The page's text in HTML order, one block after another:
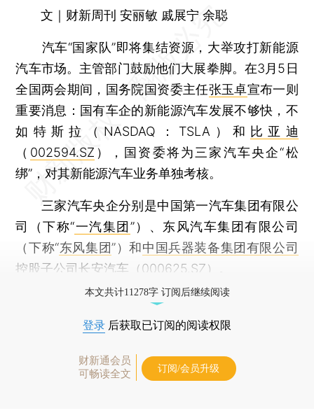
文｜财新周刊 安丽敏 戚展宁 余聪
汽车“国家队”即将集结资源，大举攻打新能源
汽车市场。主管部门鼓励他们大展拳脚。在3月5日
全国两会期间，国务院国资委主任张玉卓宣布一则
重要消息：国有车企的新能源汽车发展不够快，不
如特斯拉（NASDAQ：TSLA）和 比亚迪
（ 002594.SZ ），国资委将为三家汽车央企“松
绑”，对其新能源汽车业务单独考核。
三家汽车央企分别是中国第一汽车集团有限公
司（下称“一汽集团 ”）、东风汽车集团有限公司
（下称“东风集团”）和中国兵器装备集团有限公司
控股子公司长安汽车 （000625.SZ）。
本文共计11278字 订阅后继续阅读
登录 后获取已订阅的阅读权限
财新通会员
可畅读全文
订阅/会员升级